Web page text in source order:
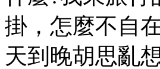
掛，怎麼不自
天到晚胡思亂